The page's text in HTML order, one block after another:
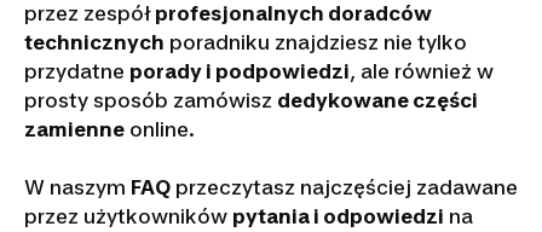
przez zespół profesjonalnych doradców
technicznych poradniku znajdziesz nie tylko
przydatne porady i podpowiedzi, ale również w
prosty sposób zamówisz dedykowane części
zamienne online.
W naszym FAQ przeczytasz najczęściej zadawane
przez użytkowników pytania i odpowiedzi na